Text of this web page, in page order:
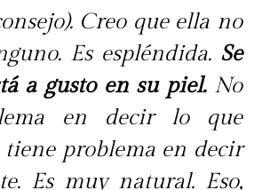
Creo que ella no
Es espléndida. Se
a gusto en su piel.No
en decir lo que
problema en decir
Es muy natural. Eso,